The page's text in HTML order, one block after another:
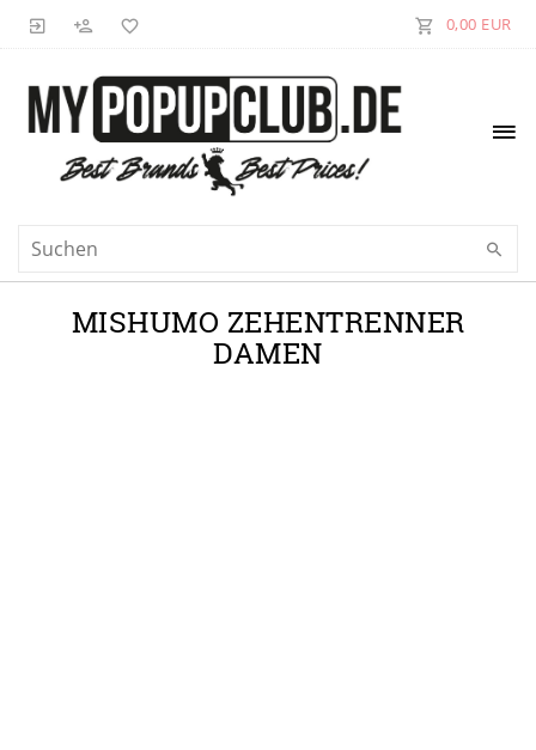
0,00 EUR
MISHUMO ZEHENTRENNER
DAMEN